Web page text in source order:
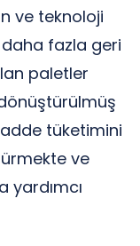
ve teknoloji
fazla geri
paletler
tüketimini
ve
yardımcı